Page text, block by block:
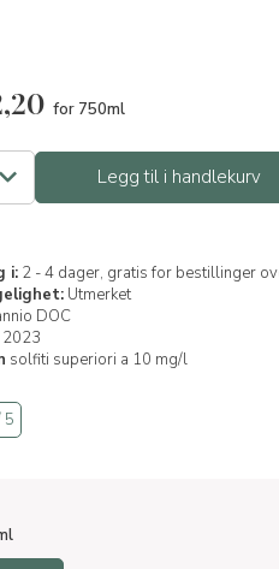
for 750ml
Legg til i handlekurv
i: 2 - 4 dager, gratis for bestillinger
Utmerket
DOC
2023
solfiti superiori a 10 mg/l
5